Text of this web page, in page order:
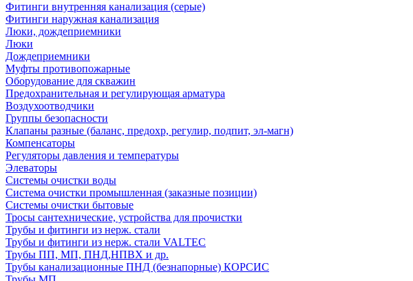
Фитинги внутренняя канализация (серые)
Фитинги наружная канализация
Люки, дождеприемники
Люки
Дождеприемники
Муфты противопожарные
Оборудование для скважин
Предохранительная и регулирующая арматура
Воздухоотводчики
Группы безопасности
Клапаны разные (баланс, предохр, регулир, подпит, эл-магн)
Компенсаторы
Регуляторы давления и температуры
Элеваторы
Системы очистки воды
Система очистки промышленная (заказные позиции)
Системы очистки бытовые
Тросы сантехнические, устройства для прочистки
Трубы и фитинги из нерж. стали
Трубы и фитинги из нерж. стали VALTEC
Трубы ПП, МП, ПНД,НПВХ и др.
Трубы канализационные ПНД (безнапорные) КОРСИС